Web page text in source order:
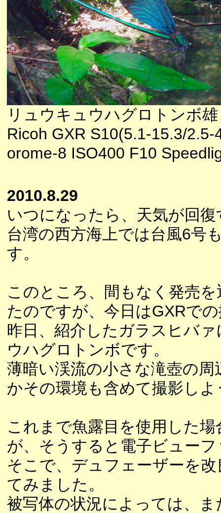
リュウキュウハグロトンボ雄
Ricoh GXR S10(5.1-15.3/2.5-
orome-8 ISO400 F10
2010.8.29
いつになったら、天気が回
台湾の西方海上では台風6号
す。
このところ、間もなく発売
たのですが、今日はGXRで
昨日、紹介したガラスヒバ
ウハグロトンボです。
薄暗い渓流の小さな滝壺の
かその環境も含めて撮影し
これまで魚露目を使用した
が、そうすると電子ビュー
そこで、デュフェーザーを
てみました。
被写体の状況によっては、